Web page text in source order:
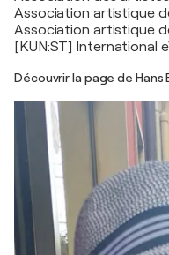
Association artistique
Association artistique
[KUN:ST] International
Découvrir la page de Hans